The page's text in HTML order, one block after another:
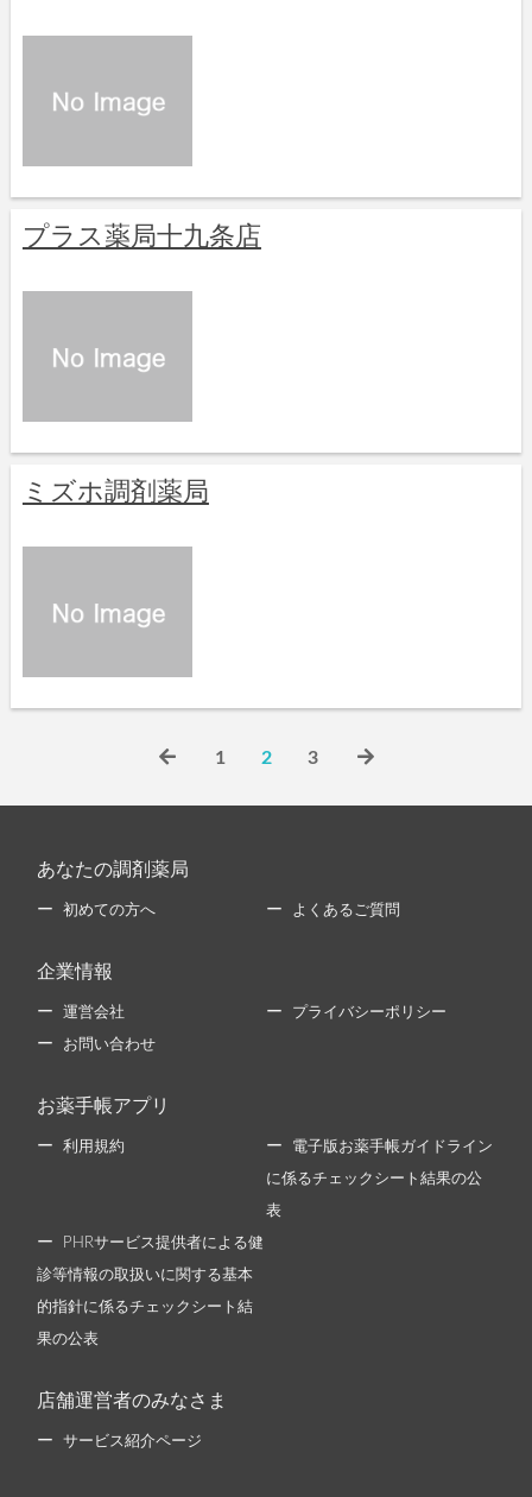
プラス薬局十九条店
ミズホ調剤薬局
1 2 3
あなたの調剤薬局
初めての方へ よくあるご質問
企業情報
運営会社 プライバシーポリシー
お問い合わせ
お薬手帳アプリ
利用規約 電子版お薬手帳ガイドライン
に係るチェックシート結果の公
表
PHRサービス提供者による健
診等情報の取扱いに関する基本
的指針に係るチェックシート結
果の公表
店舗運営者のみなさま
サービス紹介ページ